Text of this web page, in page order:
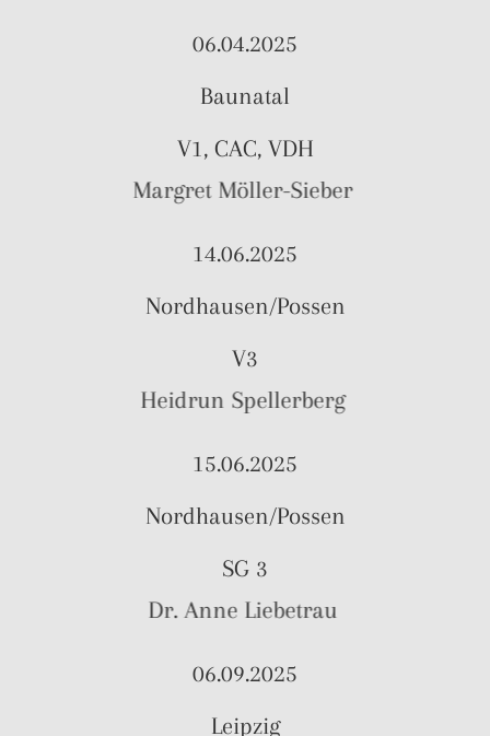
06.04.2025
Baunatal
V1, CAC, VDH
Margret Möller-Sieber
14.06.2025
Nordhausen/Possen
V3
Heidrun Spellerberg
15.06.2025
Nordhausen/Possen
SG 3
Dr. Anne Liebetrau
06.09.2025
Leipzig